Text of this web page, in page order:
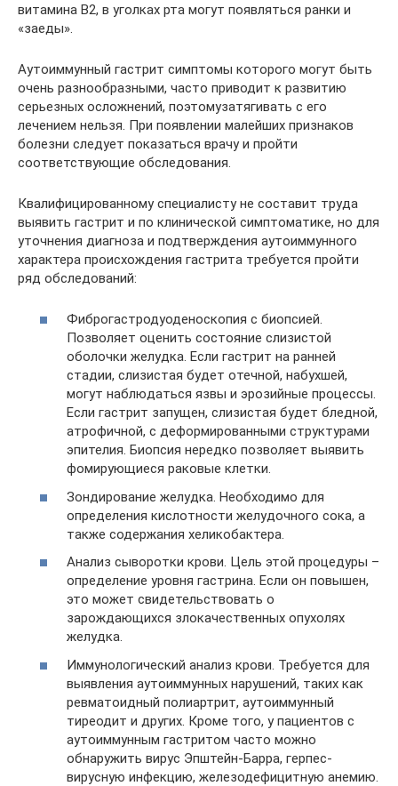
витамина В2, в уголках рта могут появляться ранки и
«заеды».
Аутоиммунный гастрит симптомы которого могут быть
очень разнообразными, часто приводит к развитию
серьезных осложнений, поэтомузатягивать с его
лечением нельзя. При появлении малейших признаков
болезни следует показаться врачу и пройти
соответствующие обследования.
Квалифицированному специалисту не составит труда
выявить гастрит и по клинической симптоматике, но для
уточнения диагноза и подтверждения аутоиммунного
характера происхождения гастрита требуется пройти
ряд обследований:
Фиброгастродуоденоскопия с биопсией.
Позволяет оценить состояние слизистой
оболочки желудка. Если гастрит на ранней
стадии, слизистая будет отечной, набухшей,
могут наблюдаться язвы и эрозийные процессы.
Если гастрит запущен, слизистая будет бледной,
атрофичной, с деформированными структурами
эпителия. Биопсия нередко позволяет выявить
фомирующиеся раковые клетки.
Зондирование желудка. Необходимо для
определения кислотности желудочного сока, а
также содержания хеликобактера.
Анализ сыворотки крови. Цель этой процедуры –
определение уровня гастрина. Если он повышен,
это может свидетельствовать о
зарождающихся злокачественных опухолях
желудка.
Иммунологический анализ крови. Требуется для
выявления аутоиммунных нарушений, таких как
ревматоидный полиартрит, аутоиммунный
тиреодит и других. Кроме того, у пациентов с
аутоиммунным гастритом часто можно
обнаружить вирус Эпштейн-Барра, герпес-
вирусную инфекцию, железодефицитную анемию.